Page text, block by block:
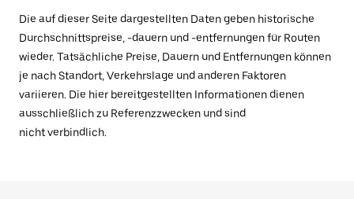
Die auf dieser Seite dargestellten Daten geben historische
Durchschnittspreise, -dauern und -entfernungen für Routen
wieder. Tatsächliche Preise, Dauern und Entfernungen können
je nach Standort, Verkehrslage und anderen Faktoren
variieren. Die hier bereitgestellten Informationen dienen
ausschließlich zu Referenzzwecken und sind
nicht verbindlich.